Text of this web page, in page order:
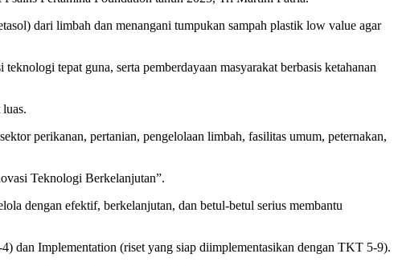
dari limbah dan menangani tumpukan sampah plastik low value agar
tepat guna, serta pemberdayaan masyarakat berbasis ketahanan
perikanan, pertanian, pengelolaan limbah, fasilitas umum, peternakan,
Teknologi Berkelanjutan”.
dengan efektif, berkelanjutan, dan betul-betul serius membantu
dan Implementation (riset yang siap diimplementasikan dengan TKT 5-9).